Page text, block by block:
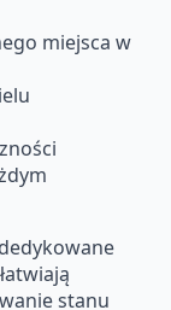
miejsca w
stanu